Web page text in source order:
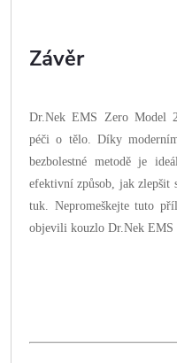
Závěr
Dr.Nek EMS Zero Model
péči o tělo. Díky
bezbolestné metodě je
efektivní způsob, jak zlepšit
tuk. Nepromeškejte tuto
objevili kouzlo Dr.Nek EMS